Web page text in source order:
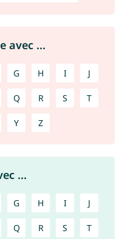
avec ...
G H I J
Q R S T
Y Z
...
G H I J
Q R S T